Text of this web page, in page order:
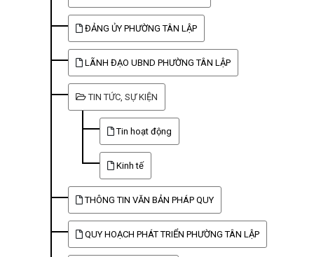
ĐẢNG ỦY PHƯỜNG TÂN LẬP
LÃNH ĐẠO UBND PHƯỜNG TÂN LẬP
TIN TỨC, SỰ KIỆN
Tin hoạt động
Kinh tế
THÔNG TIN VĂN BẢN PHÁP QUY
QUY HOẠCH PHÁT TRIỂN PHƯỜNG TÂN LẬP